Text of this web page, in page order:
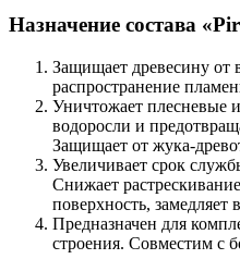
Назначение состава
Защищает древесину от
распространение
Уничтожает плесневые
водоросли и
Защищает от жука-
Увеличивает срок
Снижает
поверхность, замедляет
Предназначен для
строения. Совместим с